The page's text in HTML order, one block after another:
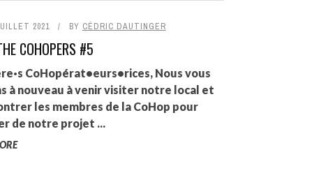
2021 BY CÉDRIC DAUTINGER
COHOPERS #5
CoHopérat•eurs•rices, Nous vous
à nouveau à venir visiter notre local et
les membres de la CoHop pour
de notre projet ...